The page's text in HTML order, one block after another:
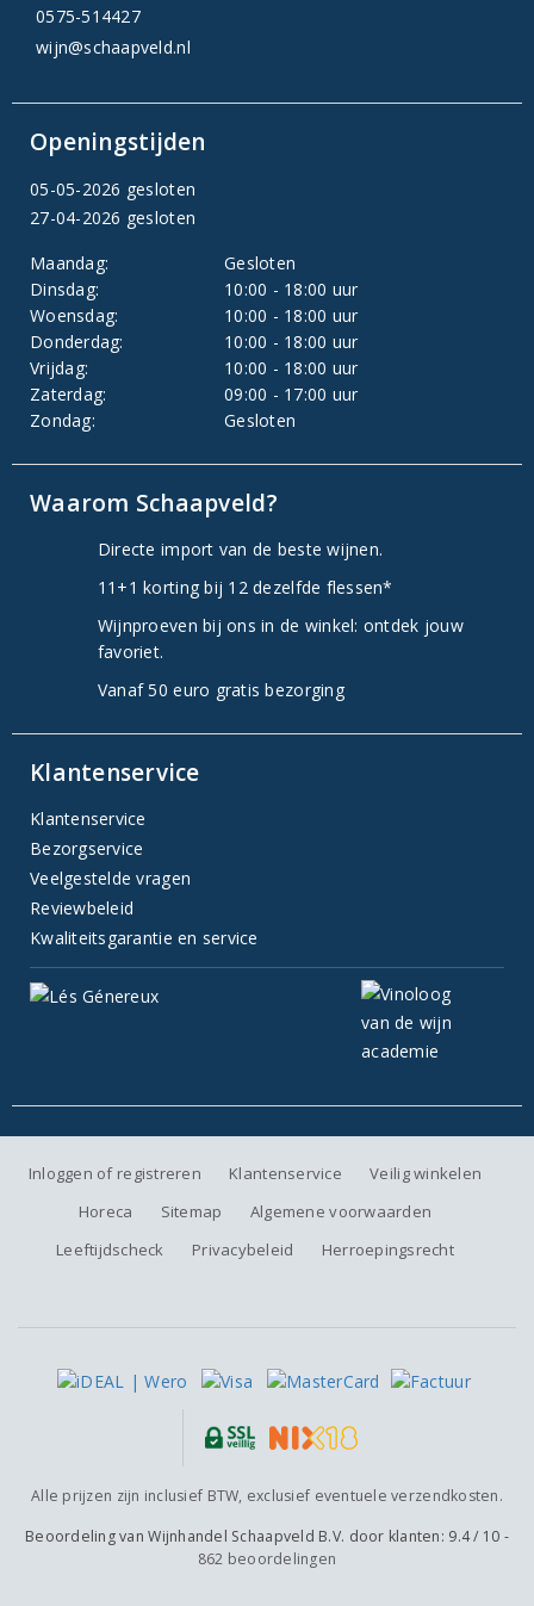
0575-514427
wijn@schaapveld.nl
Openingstijden
05-05-2026 gesloten
27-04-2026 gesloten
Maandag:
Gesloten
Dinsdag:
10:00 - 18:00 uur
Woensdag:
10:00 - 18:00 uur
Donderdag:
10:00 - 18:00 uur
Vrijdag:
10:00 - 18:00 uur
Zaterdag:
09:00 - 17:00 uur
Zondag:
Gesloten
Waarom Schaapveld?
Directe import van de beste wijnen.
11+1 korting bij 12 dezelfde flessen*
Wijnproeven bij ons in de winkel: ontdek jouw
favoriet.
Vanaf 50 euro gratis bezorging
Klantenservice
Klantenservice
Bezorgservice
Veelgestelde vragen
Reviewbeleid
Kwaliteitsgarantie en service
Inloggen of registreren Klantenservice
Veilig winkelen
Horeca
Sitemap
Algemene voorwaarden
Leeftijdscheck
Privacybeleid Herroepingsrecht
Alle prijzen zijn inclusief BTW, exclusief eventuele verzendkosten.
Beoordeling vanWijnhandel Schaapveld B.V. door klanten: 9.4/ 10 -
862 beoordelingen